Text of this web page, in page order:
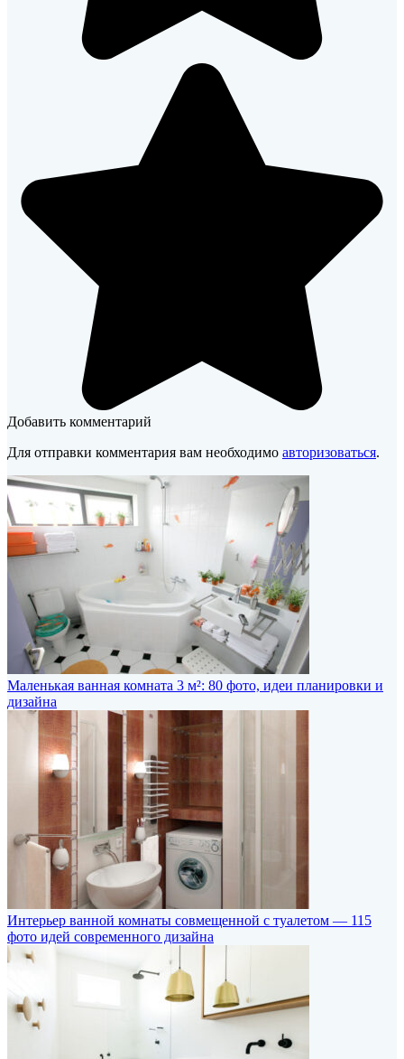
Добавить комментарий
Для отправки комментария вам необходимо авторизоваться.
Маленькая ванная комната 3 м²: 80 фото, идеи планировки и
дизайна
Интерьер ванной комнаты совмещенной с туалетом — 115
фото идей современного дизайна